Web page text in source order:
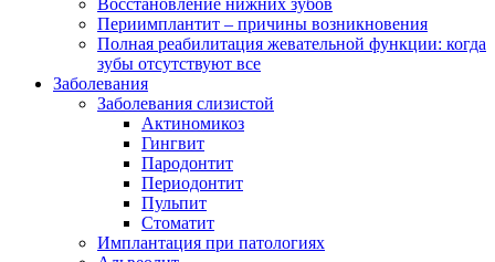
Восстановление нижних зубов
Периимплантит – причины возникновения
Полная реабилитация жевательной функции: когда
зубы отсутствуют все
Заболевания
Заболевания слизистой
Актиномикоз
Гингвит
Пародонтит
Периодонтит
Пульпит
Стоматит
Имплантация при патологиях